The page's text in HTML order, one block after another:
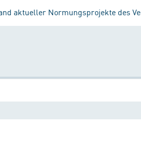
aktueller Normungsprojekte des